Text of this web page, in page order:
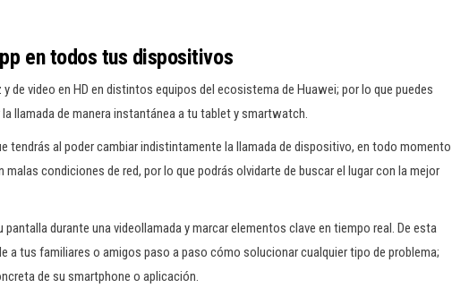
en todos tus dispositivos
de video en HD en distintos equipos del ecosistema de Huawei; por lo que puedes
llamada de manera instantánea a tu tablet y smartwatch.
tendrás al poder cambiar indistintamente la llamada de dispositivo, en todo momento
condiciones de red, por lo que podrás olvidarte de buscar el lugar con la mejor
durante una videollamada y marcar elementos clave en tiempo real. De esta
a tus familiares o amigos paso a paso cómo solucionar cualquier tipo de problema;
de su smartphone o aplicación.